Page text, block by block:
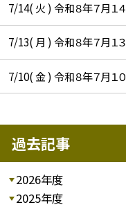
7/14( 火 ) 令和８年７月
7/13( 月 ) 令和８年７月
7/10( 金 ) 令和８年７月
過去記事
2026年度
2025年度